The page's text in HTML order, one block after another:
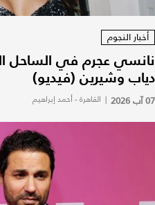
أخبار النجوم
نانسي عجرم في الساحل
دياب وشيرين (فيديو)
07 آب 2026 | القاهرة - أحمد إبراهيم